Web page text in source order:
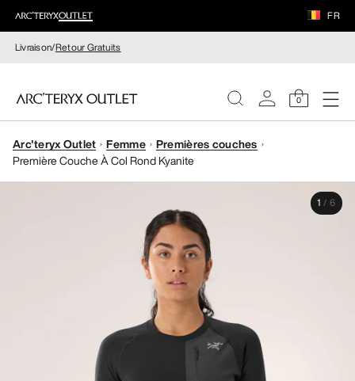
FR
Livraison/Retour Gratuits
0
FEMME
Arc'teryx Outlet Femme
Premières couches
Première Couche À Col Rond Kyanite
1 / 6